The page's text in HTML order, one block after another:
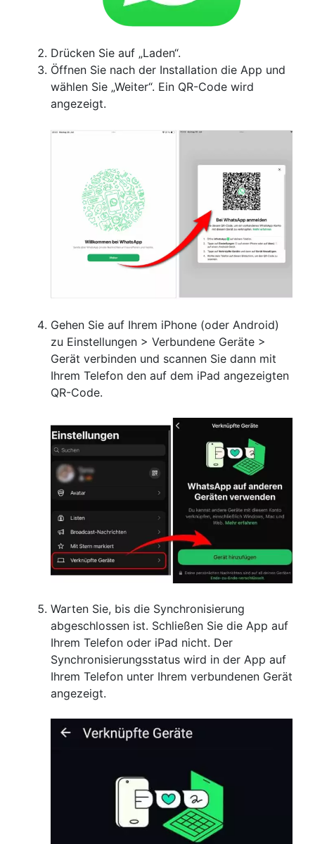
Drücken Sie auf „Laden“.
Öffnen Sie nach der Installation die App und
wählen Sie „Weiter“. Ein QR-Code wird
angezeigt.
Gehen Sie auf Ihrem iPhone (oder Android)
zu Einstellungen > Verbundene Geräte >
Gerät verbinden und scannen Sie dann mit
Ihrem Telefon den auf dem iPad angezeigten
QR-Code.
Warten Sie, bis die Synchronisierung
abgeschlossen ist. Schließen Sie die App auf
Ihrem Telefon oder iPad nicht. Der
Synchronisierungsstatus wird in der App auf
Ihrem Telefon unter Ihrem verbundenen Gerät
angezeigt.